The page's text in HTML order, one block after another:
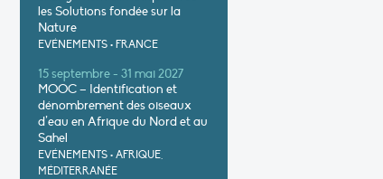
les Solutions fondée sur la
Nature
EVÉNEMENTS • FRANCE
15 septembre - 31 mai 2027
MOOC – Identification et
dénombrement des oiseaux
d’eau en Afrique du Nord et au
Sahel
EVÉNEMENTS • AFRIQUE,
MÉDITERRANÉE